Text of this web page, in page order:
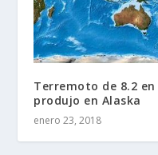
Terremoto de 8.2
produjo en Alaska
enero 23, 2018